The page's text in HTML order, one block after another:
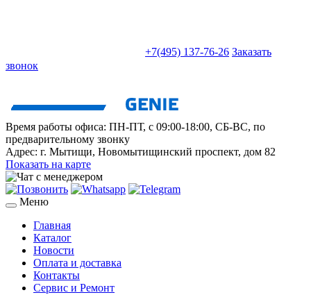
+7(495) 137-76-26 Заказать
звонок
Время работы офиса: ПН-ПТ, с 09:00-18:00, СБ-ВС, по
предварительному звонку
Адрес: г. Мытищи, Новомытищинский проспект, дом 82
Показать на карте
Меню
Главная
Каталог
Новости
Оплата и доставка
Контакты
Сервис и Ремонт